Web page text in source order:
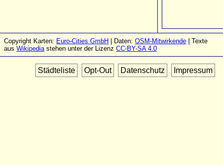
Copyright Karten: Euro-Cities GmbH | Daten: OSM-Mitwirkende | Texte
aus Wikipediastehen unter der Lizenz CC-BY-SA 4.0
Städteliste Opt-Out Datenschutz Impressum